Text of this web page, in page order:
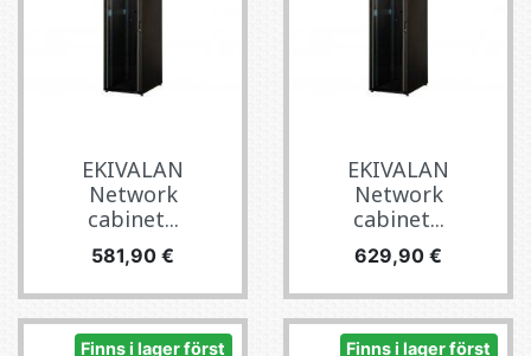
EKIVALAN
Network
cabinet...
Pris
581,90 €
EKIVALAN
Network
cabinet...
Pris
629,90 €
Finns i lager först Finns i lager först